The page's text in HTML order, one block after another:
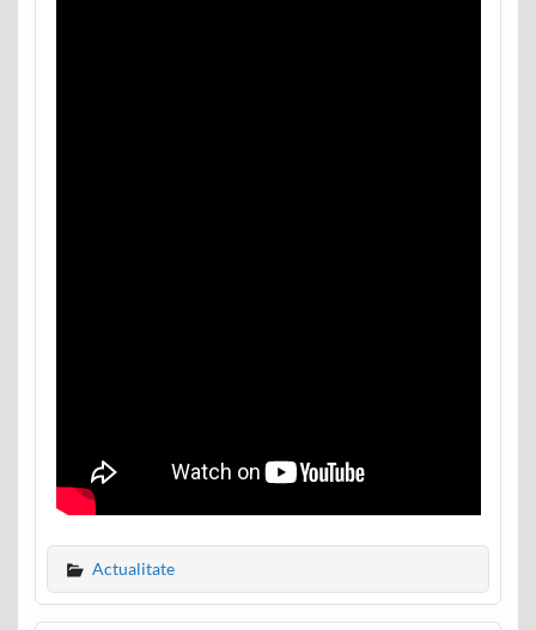
Actualitate